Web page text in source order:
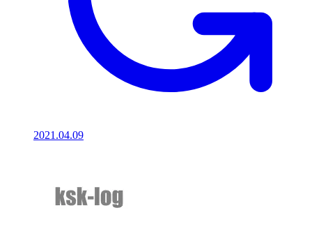
2021.04.09